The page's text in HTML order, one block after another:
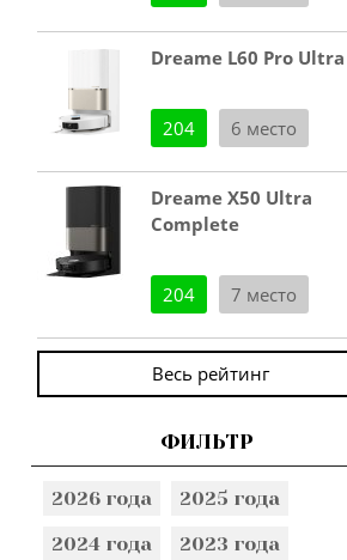
Dreame L60 Pro Ultra
204 6 место
Dreame X50 Ultra
Complete
204 7 место
Весь рейтинг
ФИЛЬТР
2026 года
2025 года
2024 года
2023 года